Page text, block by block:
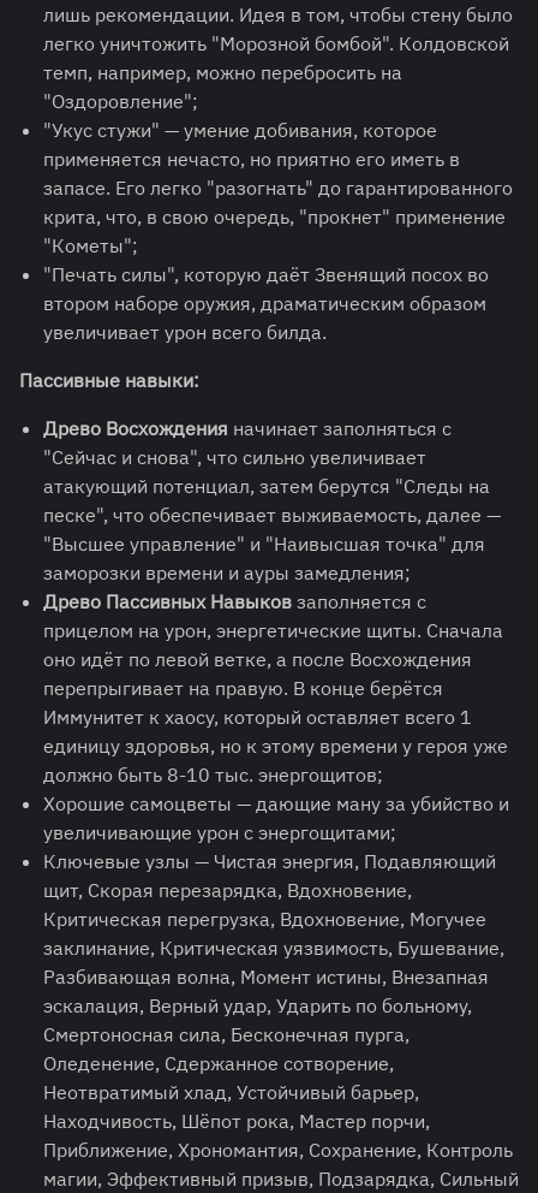
лишь рекомендации. Идея в том, чтобы стену было
легко уничтожить "Морозной бомбой". Колдовской
темп, например, можно перебросить на
"Оздоровление";
"Укус стужи" — умение добивания, которое
применяется нечасто, но приятно его иметь в
запасе. Его легко "разогнать" до гарантированного
крита, что, в свою очередь, "прокнет" применение
"Кометы";
"Печать силы", которую даёт Звенящий посох во
втором наборе оружия, драматическим образом
увеличивает урон всего билда.
Пассивные навыки:
Древо Восхождения начинает заполняться с
"Сейчас и снова", что сильно увеличивает
атакующий потенциал, затем берутся "Следы на
песке", что обеспечивает выживаемость, далее —
"Высшее управление" и "Наивысшая точка" для
заморозки времени и ауры замедления;
Древо Пассивных Навыков заполняется с
прицелом на урон, энергетические щиты. Сначала
оно идёт по левой ветке, а после Восхождения
перепрыгивает на правую. В конце берётся
Иммунитет к хаосу, который оставляет всего 1
единицу здоровья, но к этому времени у героя уже
должно быть 8-10 тыс. энергощитов;
Хорошие самоцветы — дающие ману за убийство и
увеличивающие урон с энергощитами;
Ключевые узлы — Чистая энергия, Подавляющий
щит, Скорая перезарядка, Вдохновение,
Критическая перегрузка, Вдохновение, Могучее
заклинание, Критическая уязвимость, Бушевание,
Разбивающая волна, Момент истины, Внезапная
эскалация, Верный удар, Ударить по больному,
Смертоносная сила, Бесконечная пурга,
Оледенение, Сдержанное сотворение,
Неотвратимый хлад, Устойчивый барьер,
Находчивость, Шёпот рока, Мастер порчи,
Приближение, Хрономантия, Сохранение, Контроль
магии, Эффективный призыв, Подзарядка, Сильный